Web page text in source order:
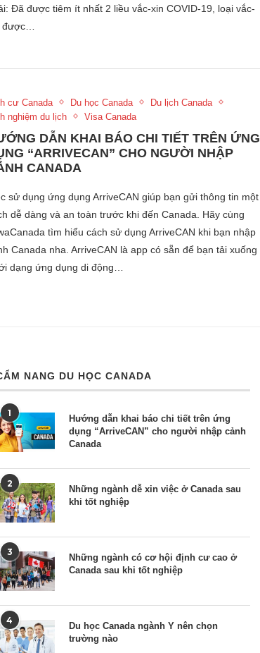
Đã được tiêm ít nhất 2 liều vắc-xin COVID-19, loại vắc-
được…
cư Canada Du học Canada
Du lịch Canada
nghiệm du lịch
Visa Canada
DẪN KHAI BÁO CHI TIẾT TRÊN ỨNG
“ARRIVECAN” CHO NGƯỜI NHẬP
CANADA
sử dụng ứng dụng ArriveCAN giúp bạn gửi thông tin một
dễ dàng và an toàn trước khi đến Canada. Hãy cùng
tìm hiểu cách sử dụng ArriveCAN khi bạn nhập
Canada nha. ArriveCAN là app có sẵn để bạn tải xuống
dạng ứng dụng di động…
NANG DU HỌC CANADA
1
Hướng dẫn khai báo chi tiết trên ứng
dụng “ArriveCAN” cho người nhập cảnh
Canada
2
Những ngành dễ xin việc ở Canada sau
khi tốt nghiệp
3
Những ngành có cơ hội định cư cao ở
Canada sau khi tốt nghiệp
4
Du học Canada ngành Y nên chọn
trường nào